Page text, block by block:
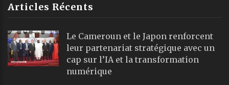
Articles Récents
Le Cameroun et le Japon renforcent
leur partenariat stratégique avec un
cap sur l’IA et la transformation
numérique